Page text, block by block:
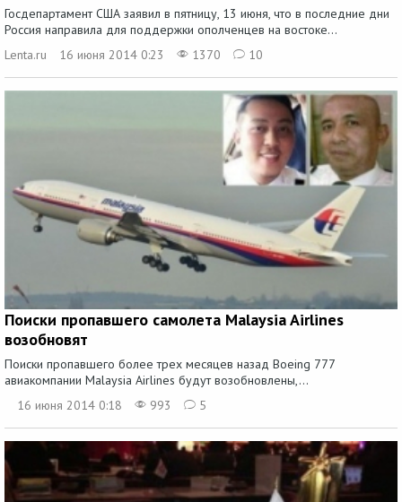
Госдепартамент США заявил в пятницу, 13 июня, что в последние дни
Россия направила для поддержки ополченцев на востоке...
Lenta.ru
16 июня 2014 0:23 1370 10
Поиски пропавшего самолета Malaysia Airlines
возобновят
Поиски пропавшего более трех месяцев назад Boeing 777
авиакомпании Malaysia Airlines будут возобновлены,...
16 июня 2014 0:18
993 5